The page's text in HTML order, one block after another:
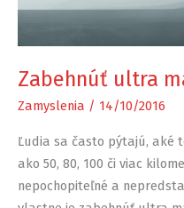
Zabehnúť ultra
Zamyslenia / 14/10/2016
Ľudia sa často pýtajú, aké
ako 50, 80, 100 či viac
nepochopiteľné a